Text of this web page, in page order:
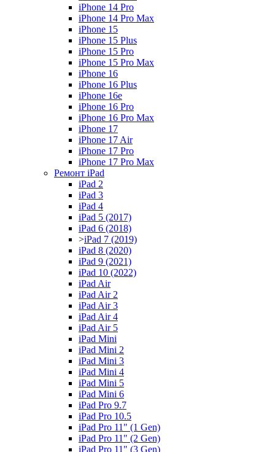
iPhone 14 Pro
iPhone 14 Pro Max
iPhone 15
iPhone 15 Plus
iPhone 15 Pro
iPhone 15 Pro Max
iPhone 16
iPhone 16 Plus
iPhone 16e
iPhone 16 Pro
iPhone 16 Pro Max
iPhone 17
iPhone 17 Air
iPhone 17 Pro
iPhone 17 Pro Max
Ремонт iPad
iPad 2
iPad 3
iPad 4
iPad 5 (2017)
iPad 6 (2018)
>iPad 7 (2019)
iPad 8 (2020)
iPad 9 (2021)
iPad 10 (2022)
iPad Air
iPad Air 2
iPad Air 3
iPad Air 4
iPad Air 5
iPad Mini
iPad Mini 2
iPad Mini 3
iPad Mini 4
iPad Mini 5
iPad Mini 6
iPad Pro 9.7
iPad Pro 10.5
iPad Pro 11" (1 Gen)
iPad Pro 11" (2 Gen)
iPad Pro 11" (3 Gen)